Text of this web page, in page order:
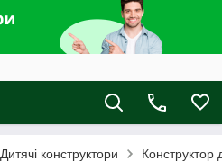
Дитячі конструктори